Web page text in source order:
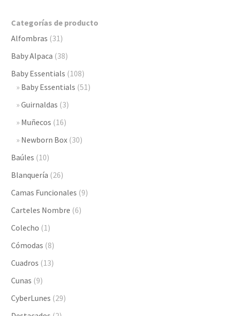
Categorías de producto
Alfombras (31)
Baby Alpaca (38)
Baby Essentials (108)
Baby Essentials (51)
Guirnaldas (3)
Muñecos (16)
Newborn Box (30)
Baúles (10)
Blanquería (26)
Camas Funcionales (9)
Carteles Nombre (6)
Colecho (1)
Cómodas (8)
Cuadros (13)
Cunas (9)
CyberLunes (29)